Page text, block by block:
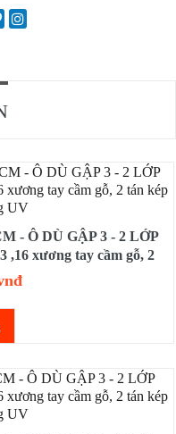
- Ô DÙ GẬP 3 - 2 LỚP
,16 xương tay cầm gỗ, 2
UV